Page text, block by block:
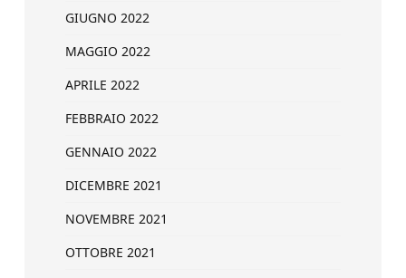
GIUGNO 2022
MAGGIO 2022
APRILE 2022
FEBBRAIO 2022
GENNAIO 2022
DICEMBRE 2021
NOVEMBRE 2021
OTTOBRE 2021